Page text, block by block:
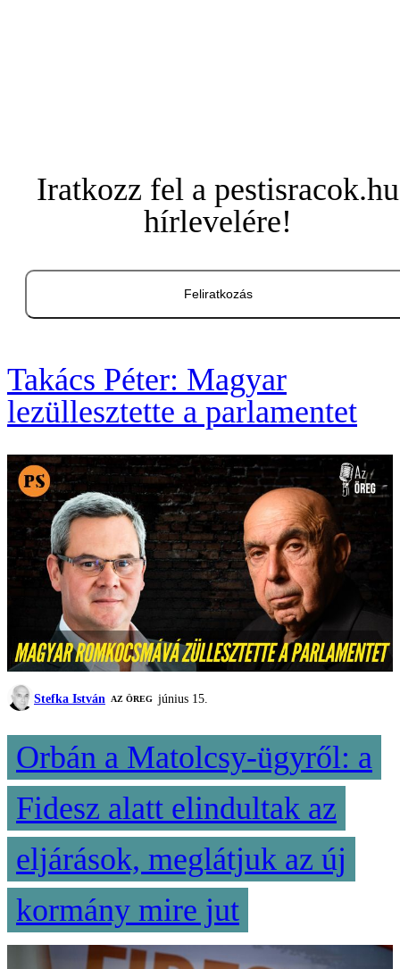
Iratkozz fel a pestisracok.hu
hírlevelére!
Feliratkozás
Takács Péter: Magyar
lezüllesztette a parlamentet
Stefka István AZ ÖREG június 15.
Orbán a Matolcsy-ügyről: a
Fidesz alatt elindultak az
eljárások, meglátjuk az új
kormány mire jut